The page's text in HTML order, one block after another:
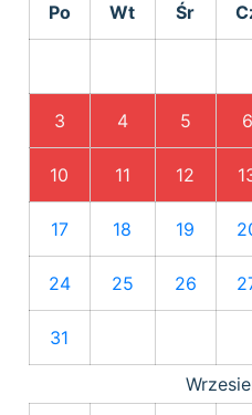
Po Wt Śr
3 4 5 6
10 11 12
17 18 19
24 25 26
31